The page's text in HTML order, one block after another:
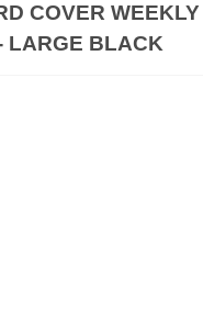
COVER WEEKLY
LARGE BLACK